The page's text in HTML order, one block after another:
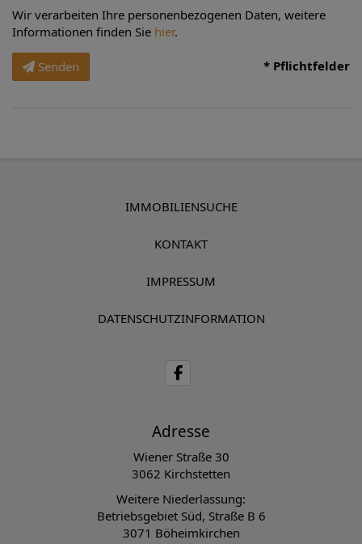
Wir verarbeiten Ihre personenbezogenen Daten, weitere
Informationen finden Sie hier.
Senden * Pflichtfelder
IMMOBILIENSUCHE
KONTAKT
IMPRESSUM
DATENSCHUTZINFORMATION
Adresse
Wiener Straße 30
3062 Kirchstetten
Weitere Niederlassung:
Betriebsgebiet Süd, Straße B 6
3071 Böheimkirchen